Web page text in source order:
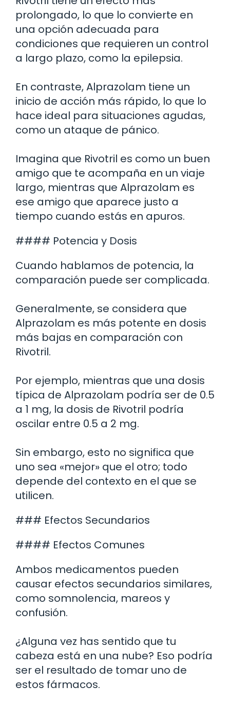
prolongado, lo que lo convierte en
una opción adecuada para
condiciones que requieren un control
a largo plazo, como la epilepsia.
En contraste, Alprazolam tiene un
inicio de acción más rápido, lo que lo
hace ideal para situaciones agudas,
como un ataque de pánico.
Imagina que Rivotril es como un buen
amigo que te acompaña en un viaje
largo, mientras que Alprazolam es
ese amigo que aparece justo a
tiempo cuando estás en apuros.
#### Potencia y Dosis
Cuando hablamos de potencia, la
comparación puede ser complicada.
Generalmente, se considera que
Alprazolam es más potente en dosis
más bajas en comparación con
Rivotril.
Por ejemplo, mientras que una dosis
típica de Alprazolam podría ser de 0.5
a 1 mg, la dosis de Rivotril podría
oscilar entre 0.5 a 2 mg.
Sin embargo, esto no significa que
uno sea «mejor» que el otro; todo
depende del contexto en el que se
utilicen.
### Efectos Secundarios
#### Efectos Comunes
Ambos medicamentos pueden
causar efectos secundarios similares,
como somnolencia, mareos y
confusión.
¿Alguna vez has sentido que tu
cabeza está en una nube? Eso podría
ser el resultado de tomar uno de
estos fármacos.